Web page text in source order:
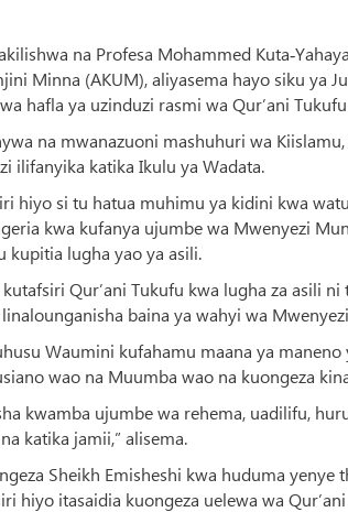
na Profesa Mohammed
Minna (AKUM), aliyasema hayo siku ya
hafla ya uzinduzi rasmi wa Qur’ani
na mwanazuoni mashuhuri wa
ilifanyika katika Ikulu ya Wadata.
hiyo si tu hatua muhimu ya kidini kwa
kwa kufanya ujumbe wa Mwenyezi
kupitia lugha yao ya asili.
Qur’ani Tukufu kwa lugha za asili
baina ya wahyi wa
Waumini kufahamu maana ya
wao na Muumba wao na kuongeza
kwamba ujumbe wa rehema, uadilifu,
katika jamii,” alisema.
Sheikh Emisheshi kwa huduma
hiyo itasaidia kuongeza uelewa wa